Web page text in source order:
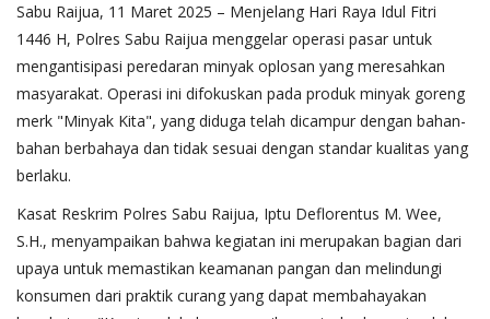
Sabu Raijua, 11 Maret 2025 – Menjelang Hari Raya Idul Fitri
1446 H, Polres Sabu Raijua menggelar operasi pasar untuk
mengantisipasi peredaran minyak oplosan yang meresahkan
masyarakat. Operasi ini difokuskan pada produk minyak goreng
merk "Minyak Kita", yang diduga telah dicampur dengan bahan-
bahan berbahaya dan tidak sesuai dengan standar kualitas yang
berlaku.
Kasat Reskrim Polres Sabu Raijua, Iptu Deflorentus M. Wee,
S.H., menyampaikan bahwa kegiatan ini merupakan bagian dari
upaya untuk memastikan keamanan pangan dan melindungi
konsumen dari praktik curang yang dapat membahayakan